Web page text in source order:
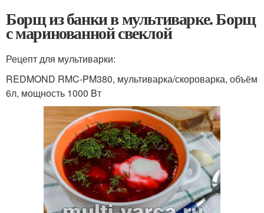
Борщ из банки в мультиварке. Борщ
с маринованной свеклой
Рецепт для мультиварки:
REDMOND RMC-PM380, мультиварка/скороварка, объём
6л, мощность 1000 Bт